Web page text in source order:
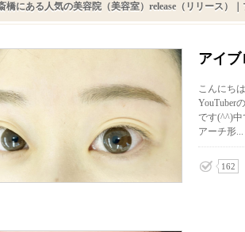
橋にある人気の美容院（美容室）release（リリース）
アイブ
こんにち
YouTuber
です(^^)中
アーチ形...
162